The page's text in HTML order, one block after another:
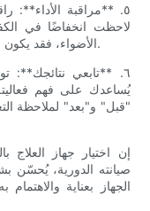
٥. **مراقبة الأداء**:
لاحظت انخفاضًا في
الأضواء، فقد يكون الوقت قد حان لصيانته أو التفكير في استبداله.
٦. **تابعي نتائجك**:
يُساعدك على فهم
"قبل" و"بعد" لملاحظة
إن اختيار جهاز
صيانته الدورية، يُحسّن
الجهاز بعناية